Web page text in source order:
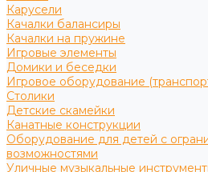
Карусели
Качалки балансиры
Качалки на пружине
Игровые элементы
Домики и беседки
Игровое оборудование
Столики
Детские скамейки
Канатные конструкции
Оборудование для детей с
возможностями
Уличные музыкальные